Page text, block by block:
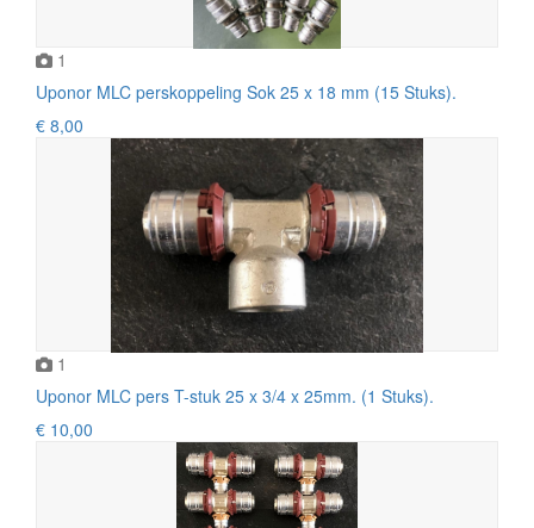
1
Uponor MLC perskoppeling Sok 25 x 18 mm (15 Stuks).
€ 8,00
1
Uponor MLC pers T-stuk 25 x 3/4 x 25mm. (1 Stuks).
€ 10,00